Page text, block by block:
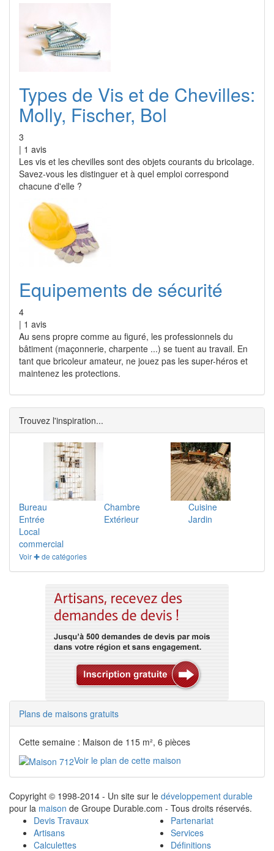
Types de Vis et de Chevilles:
Molly, Fischer, Bol
3
| 1 avis
Les vis et les chevilles sont des objets courants du bricolage.
Savez-vous les distinguer et à quel emploi correspond
chacune d'elle ?
Equipements de sécurité
4
| 1 avis
Au sens propre comme au figuré, les professionnels du
bâtiment (maçonnerie, charpente ...) se tuent au travail. En
tant que bricoleur amateur, ne jouez pas les super-héros et
maintenez les protections.
Trouvez l'inspiration...
Bureau Chambre
Cuisine
Entrée
Extérieur
Jardin
Local
commercial
Voir ✚ de catégories
Plans de maisons gratuits
Cette semaine : Maison de 115 m², 6 pièces
Voir le plan de cette maison
Copyright © 1998-2014 - Un site sur le développement durable
pour la maison de Groupe Durable.com - Tous droits réservés.
Devis Travaux
Artisans
Calculettes
Partenariat
Services
Définitions